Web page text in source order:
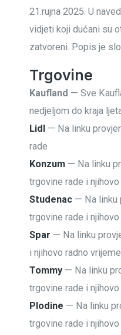
21.rujna 2025. U
vidjeti koji dućani su
zatvoreni. Popis je
Trgovine
Kaufland — Sve
nedjeljom do kraja
Lidl
— Na linku
rade
Konzum — Na linku
trgovine rade i
Studenac — Na linku
trgovine rade i
Spar — Na linku
i njihovo radno vrijeme
Tommy — Na linku
trgovine rade i
Plodine — Na linku
trgovine rade i